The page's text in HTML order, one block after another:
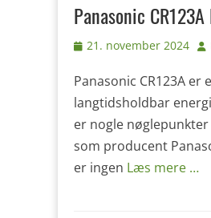
Panasonic
Udgivet
21. november 2024
Panasonic CR123A
langtidsholdbar
er nogle nøglepunkter
som producent
er ingen Læs mere …